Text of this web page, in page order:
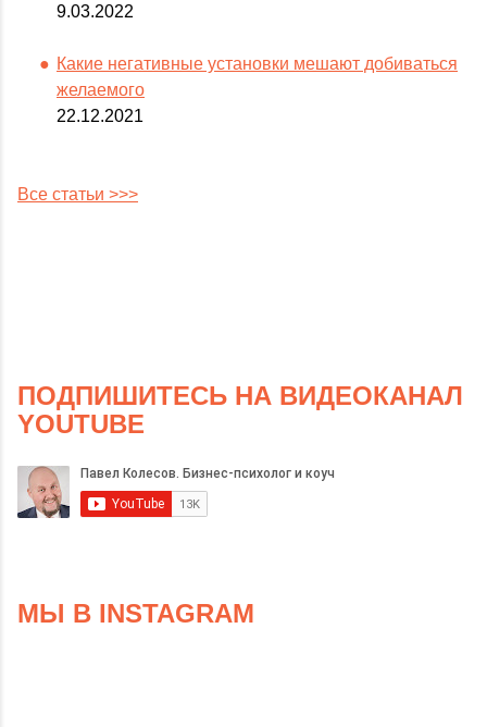
9.03.2022
Какие негативные установки мешают добиваться
желаемого
22.12.2021
Все статьи >>>
ПОДПИШИТЕСЬ НА ВИДЕОКАНАЛ
YOUTUBE
МЫ В INSTAGRAM